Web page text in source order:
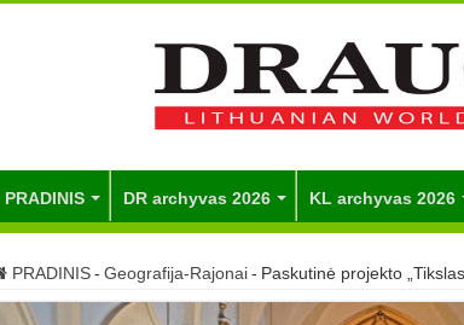
PRADINIS DR archyvas 2026 KL archyvas 2026
PRADINIS - Geografija-Rajonai - Paskutinė projekto